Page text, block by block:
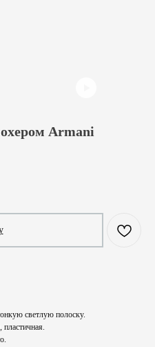
Armani
светлую полоску.
пластичная.